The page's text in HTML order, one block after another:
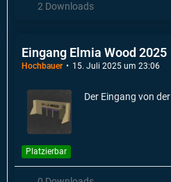
2 Downloads
Eingang Elmia Wood 2025
Hochbauer 15. Juli 2025 um 23:06
Der Eingang von
Platzierbar